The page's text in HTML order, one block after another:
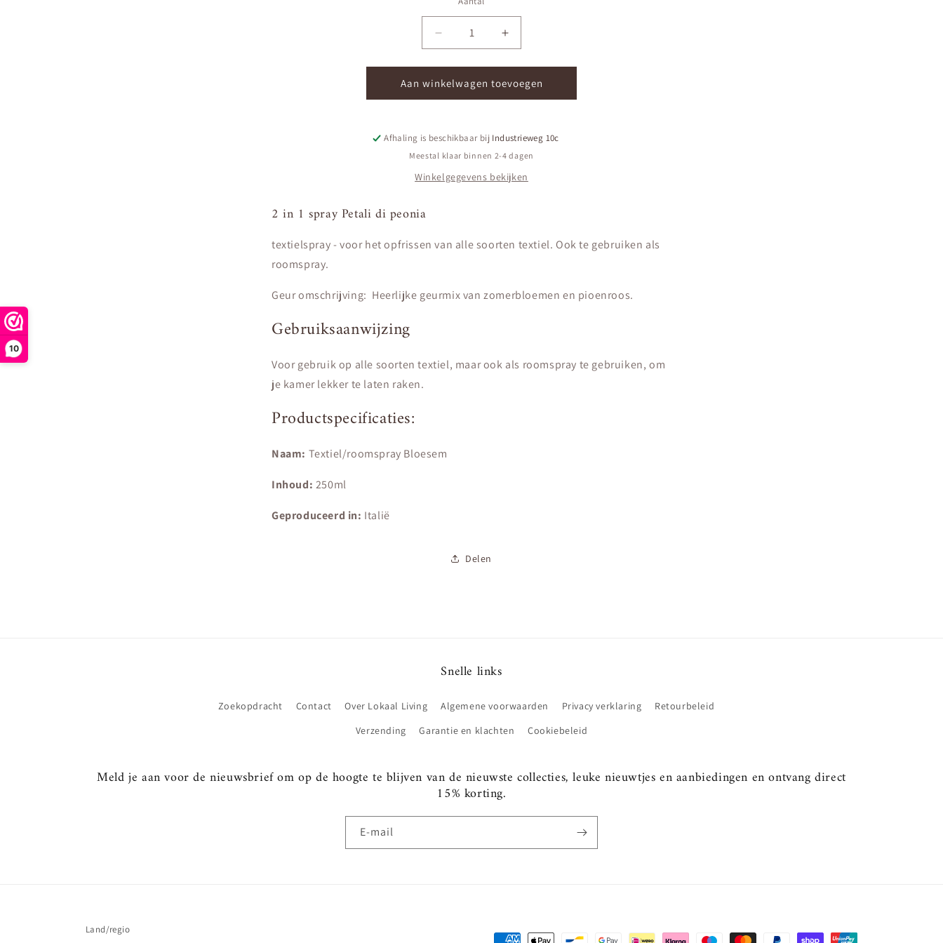
10
Aantal
Aantal
verlagen
voor
2
in
Petali
di
peonia
Aantal
verhogen
voor
2
in
Petali
di
peonia
Aan winkelwagen toevoegen
Afhaling is beschikbaar bij Industrieweg 10c
Meestal klaar binnen 2-4 dagen
Winkelgegevens bekijken
2 in 1 spray Petali di peonia
textielspray - voor het opfrissen van alle soorten textiel. Ook te gebruiken als
roomspray.
Geur omschrijving: Heerlijke geurmix van zomerbloemen en pioenroos.
Gebruiksaanwijzing
Voor gebruik op alle soorten textiel, maar ook als roomspray te gebruiken, om
je kamer lekker te laten raken.
Productspecificaties:
Naam: Textiel/roomspray Bloesem
Inhoud: 250ml
Geproduceerd in: Italië
Delen
Snelle links
Zoekopdracht Contact Over Lokaal Living Algemene voorwaarden Privacy verklaring
Retourbeleid
Verzending
Garantie en klachten Cookiebeleid
Meld je aan voor de nieuwsbrief om op de hoogte te blijven van de nieuwste collecties, leuke nieuwtjes en aanbiedingen en ontvang direct
15% korting.
E‑mail
Land/regio